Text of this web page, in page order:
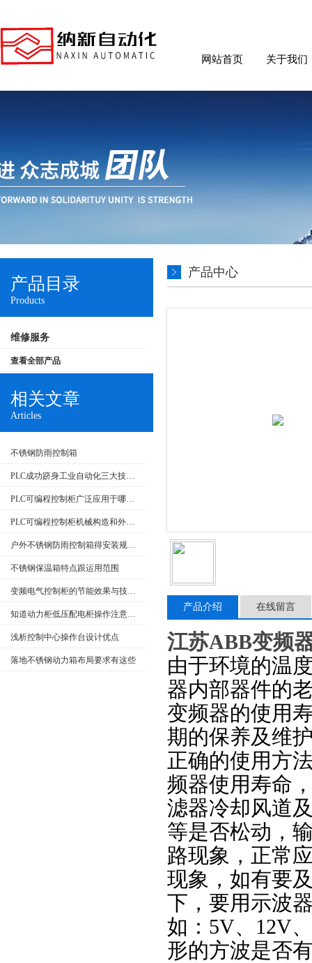
网站首页 关于我们
产品目录
Products
维修服务
查看全部产品
相关文章
Articles
不锈钢防雨控制箱
PLC成功跻身工业自动化三大技术支柱
PLC可编程控制柜广泛应用于哪些行业？特点是什么？
PLC可编程控制柜机械构造和外部回路的检查
户外不锈钢防雨控制箱得安装规范介绍，大家快来看
不锈钢保温箱特点跟运用范围
变频电气控制柜的节能效果与技术发展
知道动力柜低压配电柜操作注意事项很重要
浅析控制中心操作台设计优点
落地不锈钢动力箱布局要求有这些
产品中心
产品介绍 在线留言
江苏ABB变频
由于环境的温
器内部器件的
变频器的使用
期的保养及维
正确的使用方
频器使用寿命
滤器冷却风道
等是否松动，
路现象，正常
现象，如有要
下，要用示波
如：5V、12V
形的方波是否